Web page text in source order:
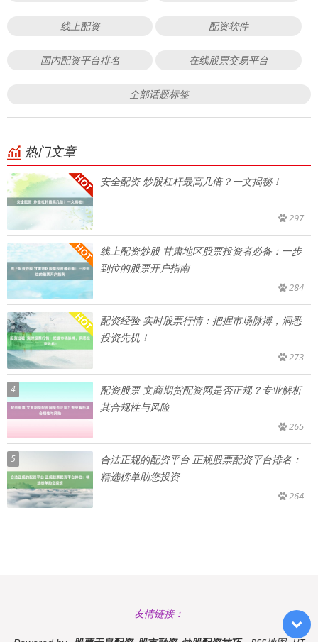
线上配资 配资软件
国内配资平台排名 在线股票交易平台
全部话题标签
热门文章
安全配资 炒股杠杆最高几倍？一文揭秘！
297
线上配资炒股 甘肃地区股票投资者必备：一步
到位的股票开户指南
284
配资经验 实时股票行情：把握市场脉搏，洞悉
投资先机！
273
4
配资股票 文商期货配资网是否正规？专业解析
其合规性与风险
265
5
合法正规的配资平台 正规股票配资平台排名：
精选榜单助您投资
264
友情链接：